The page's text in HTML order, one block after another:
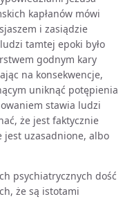
kapłanów mówi
i zasiądzie
tamtej epoki było
godnym kary
na konsekwencje,
uniknąć potępienia
stawia ludzi
że jest faktycznie
jest uzasadnione, albo
psychiatrycznych dość
że są istotami